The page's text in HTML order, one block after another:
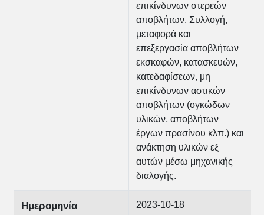
επικίνδυνων στερεών
αποβλήτων. Συλλογή,
μεταφορά και
επεξεργασία αποβλήτων
εκσκαφών, κατασκευών,
κατεδαφίσεων, μη
επικίνδυνων αστικών
αποβλήτων (ογκώδων
υλικών, αποβλήτων
έργων πρασίνου κλπ.) και
ανάκτηση υλικών εξ
αυτών μέσω μηχανικής
διαλογής.
Ημερομηνία
2023-10-18